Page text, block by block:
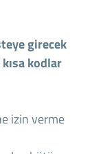
girecek
kodlar
izin verme